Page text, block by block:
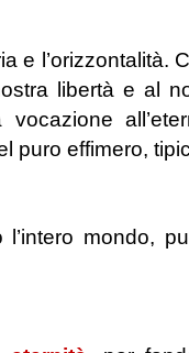
e l’orizzontalità.
libertà e al
puro effimero,
mondo,